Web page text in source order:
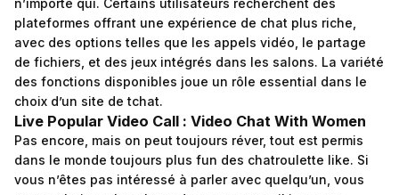
n’importe qui. Certains utilisateurs recherchent des
plateformes offrant une expérience de chat plus riche,
avec des options telles que les appels vidéo, le partage
de fichiers, et des jeux intégrés dans les salons. La variété
des fonctions disponibles joue un rôle essential dans le
choix d’un site de tchat.
Live Popular Video Call : Video Chat With Women
Pas encore, mais on peut toujours réver, tout est permis
dans le monde toujours plus fun des chatroulette like. Si
vous n’êtes pas intéressé à parler avec quelqu’un, vous